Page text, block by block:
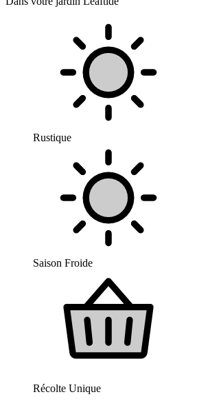
Rustique
Saison Froide
Récolte Unique